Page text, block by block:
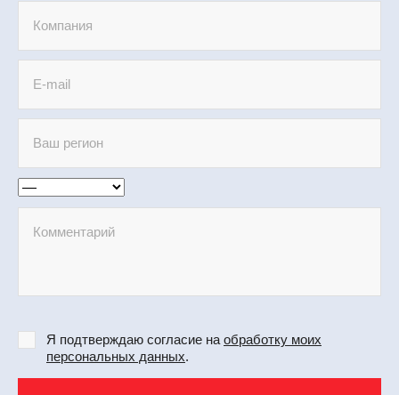
Я подтверждаю согласие на обработку моих
персональных данных.